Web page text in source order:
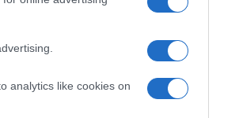
analytics like cookies on
la sua
La perfezione